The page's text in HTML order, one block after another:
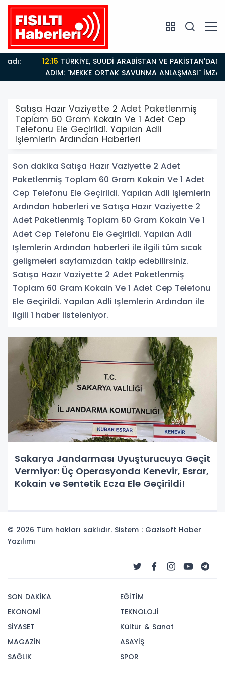
12:15
ADIM: "MEKKE ORTAK SAVUNMA ANLAŞMASI" İMZALANDI!
Satışa Hazır Vaziyette 2 Adet Paketlenmiş
Toplam 60 Gram Kokain Ve 1 Adet Cep
Telefonu Ele Geçirildi. Yapılan Adli
Işlemlerin Ardından Haberleri
Son dakika Satışa Hazır Vaziyette 2 Adet
Paketlenmiş Toplam 60 Gram Kokain Ve 1 Adet
Cep Telefonu Ele Geçirildi. Yapılan Adli Işlemlerin
Ardından haberleri ve Satışa Hazır Vaziyette 2
Adet Paketlenmiş Toplam 60 Gram Kokain Ve 1
Adet Cep Telefonu Ele Geçirildi. Yapılan Adli
Işlemlerin Ardından haberleri ile ilgili tüm sıcak
gelişmeleri sayfamızdan takip edebilirsiniz.
Satışa Hazır Vaziyette 2 Adet Paketlenmiş
Toplam 60 Gram Kokain Ve 1 Adet Cep Telefonu
Ele Geçirildi. Yapılan Adli Işlemlerin Ardından ile
ilgili 1 haber listeleniyor.
Sakarya Jandarması Uyuşturucuya Geçit
Vermiyor: Üç Operasyonda Kenevir, Esrar,
Kokain ve Sentetik Ecza Ele Geçirildi!
© 2026 Tüm hakları saklıdır. Sistem : Gazisoft Haber
Yazılımı
SON DAKİKA
EKONOMİ
SİYASET
MAGAZİN
SAĞLIK
EĞİTİM
TEKNOLOJİ
Kültür & Sanat
ASAYİŞ
SPOR